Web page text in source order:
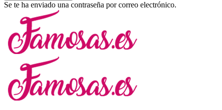
Se te ha enviado una contraseña por correo electrónico.